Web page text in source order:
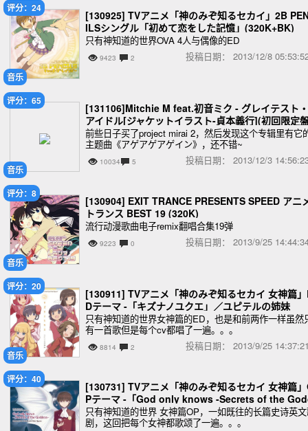
音乐
评分：24
[130925] TVアニメ「神のみぞ知るセカイ」2B
ILSシングル「初めて恋をした記憶」(320K+BK)
只有神知道的世界OVA 4人与偶像的ED
9423 2 投稿日期： 2013/12/8
音乐
评分：65
[131106]Mitchie M feat.初音ミク - グレイテスト・
アイドル[ジャケットイラスト-貞本義行](初回限定
(DVD付)[320K]
前些日子买了project mirai 2，然后发现这个专辑里有它
主题曲《アゲアゲアゲイン》，还不错~
10034 5 投稿日期： 2013/12/3
音乐
评分：8
[130904] EXIT TRANCE PRESENTS SPEED アニ
トランス BEST 19 (320K)
流行动漫歌曲电子remix翻唱合集19弹
9223 0 投稿日期： 2013/9/25
音乐
评分：20
[130911] TVアニメ「神のみぞ知るセカイ 女神篇
Dテーマ -「キズナノユクエ」／ユピテルの姉妹
只有神知道的世界女神篇的ED，也是和前两作一样虽然
有一首歌但是每个cv都唱了一遍。。。
8814 2 投稿日期： 2013/9/25
评分：40
[130731] TVアニメ「神のみぞ知るセカイ 女神篇
Pテーマ -「God only knows -Secrets of the
ess-」
只有神知道的世界 女神篇OP，一如既往的长篇史诗英
剧，这回把每个女神都歌颂了一遍。。。